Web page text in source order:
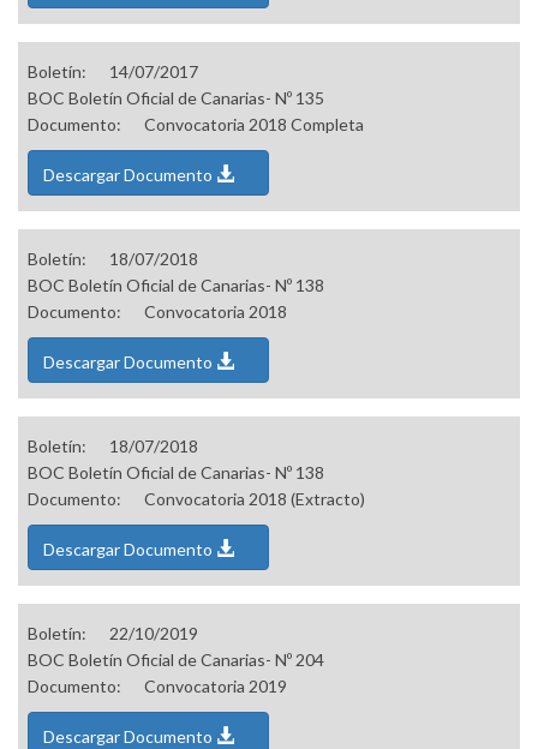
Boletín:
14/07/2017
BOC Boletín Oficial de Canarias- Nº 135
Documento:
Convocatoria 2018 Completa
Descargar Documento
Boletín:
18/07/2018
BOC Boletín Oficial de Canarias- Nº 138
Documento:
Convocatoria 2018
Descargar Documento
Boletín:
18/07/2018
BOC Boletín Oficial de Canarias- Nº 138
Documento:
Convocatoria 2018 (Extracto)
Descargar Documento
Boletín:
22/10/2019
BOC Boletín Oficial de Canarias- Nº 204
Documento:
Convocatoria 2019
Descargar Documento